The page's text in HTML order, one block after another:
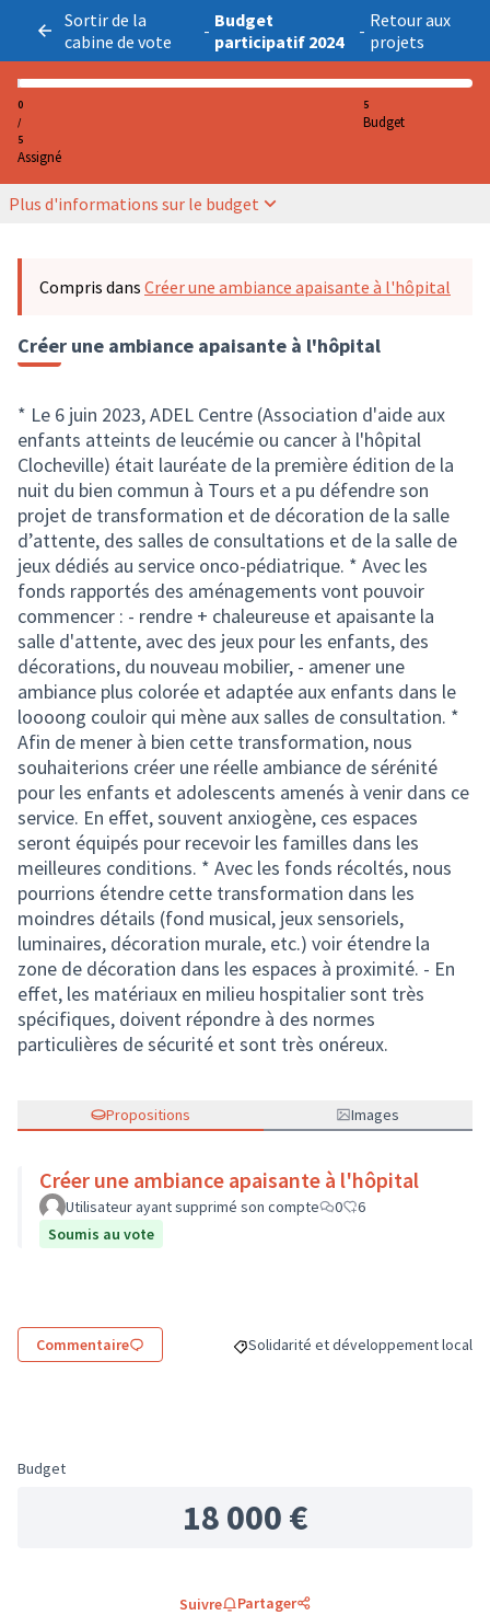
Sortir de la
cabine de vote
- Budget
participatif 2024
- Retour aux
projets
0
/
5
Assigné
5
Budget
Plus d'informations sur le budget
Compris dans Créer une ambiance apaisante à l'hôpital
Créer une ambiance apaisante à l'hôpital
* Le 6 juin 2023, ADEL Centre (Association d'aide aux
enfants atteints de leucémie ou cancer à l'hôpital
Clocheville) était lauréate de la première édition de la
nuit du bien commun à Tours et a pu défendre son
projet de transformation et de décoration de la salle
d’attente, des salles de consultations et de la salle de
jeux dédiés au service onco-pédiatrique. * Avec les
fonds rapportés des aménagements vont pouvoir
commencer : - rendre + chaleureuse et apaisante la
salle d'attente, avec des jeux pour les enfants, des
décorations, du nouveau mobilier, - amener une
ambiance plus colorée et adaptée aux enfants dans le
loooong couloir qui mène aux salles de consultation. *
Afin de mener à bien cette transformation, nous
souhaiterions créer une réelle ambiance de sérénité
pour les enfants et adolescents amenés à venir dans ce
service. En effet, souvent anxiogène, ces espaces
seront équipés pour recevoir les familles dans les
meilleures conditions. * Avec les fonds récoltés, nous
pourrions étendre cette transformation dans les
moindres détails (fond musical, jeux sensoriels,
luminaires, décoration murale, etc.) voir étendre la
zone de décoration dans les espaces à proximité. - En
effet, les matériaux en milieu hospitalier sont très
spécifiques, doivent répondre à des normes
particulières de sécurité et sont très onéreux.
Propositions Images
Créer une ambiance apaisante à l'hôpital
Utilisateur ayant supprimé son compte 0
6
Soumis au vote
Commentaire Filtrer les résultats de la catégorie
Solidarité et développement local
Budget
18 000 €
Suivre Partager